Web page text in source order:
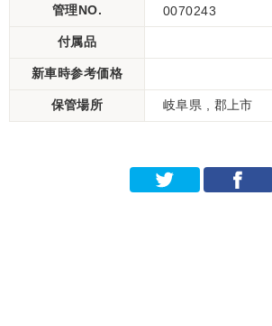
管理NO. 0070243
付属品
新車時参考価格
保管場所 岐阜県 , 郡上市